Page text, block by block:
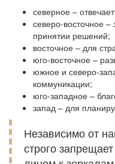
северное –
северо-восточное –
принятии решений;
восточное – для
юго-восточное –
южное и северо-
коммуникации;
юго-западное –
запад – для
Независимо от
строго